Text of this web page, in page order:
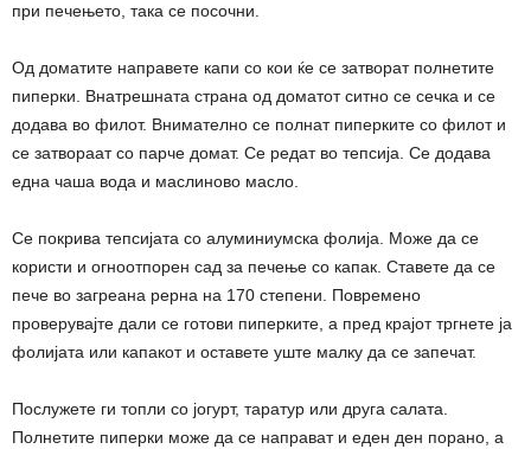
при печењето, така се посочни.
Од доматите направете капи со кои ќе се затворат полнетите
пиперки. Внатрешната страна од доматот ситно се сечка и се
додава во филот. Внимателно се полнат пиперките со филот и
се затвораат со парче домат. Се редат во тепсија. Се додава
една чаша вода и маслиново масло.
Се покрива тепсијата со алуминиумска фолија. Може да се
користи и огноотпорен сад за печење со капак. Ставете да се
пече во загреана рерна на 170 степени. Повремено
проверувајте дали се готови пиперките, а пред крајот тргнете ја
фолијата или капакот и оставете уште малку да се запечат.
Послужете ги топли со јогурт, таратур или друга салата.
Полнетите пиперки може да се направат и еден ден порано, а